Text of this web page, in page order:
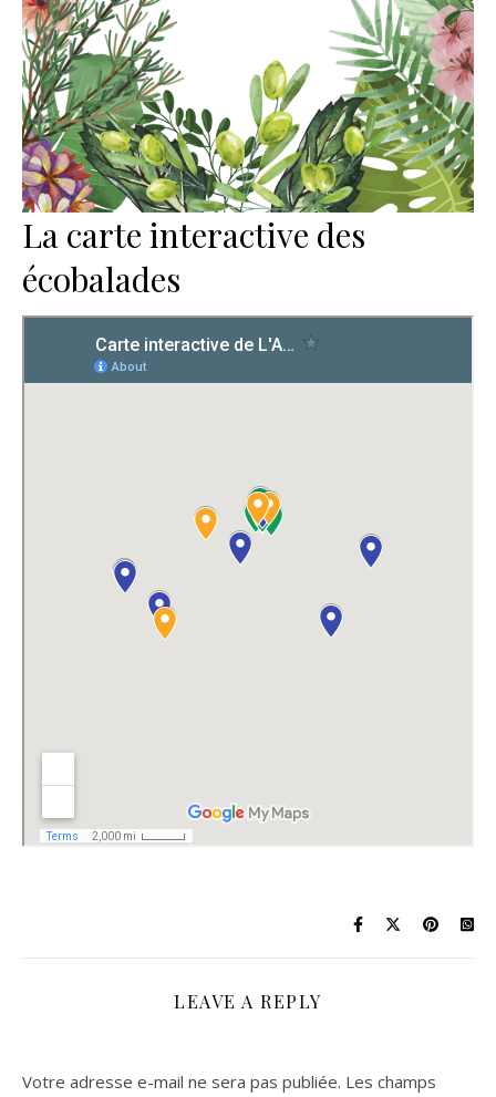
La carte interactive des
écobalades
LEAVE A REPLY
Votre adresse e-mail ne sera pas publiée. Les champs